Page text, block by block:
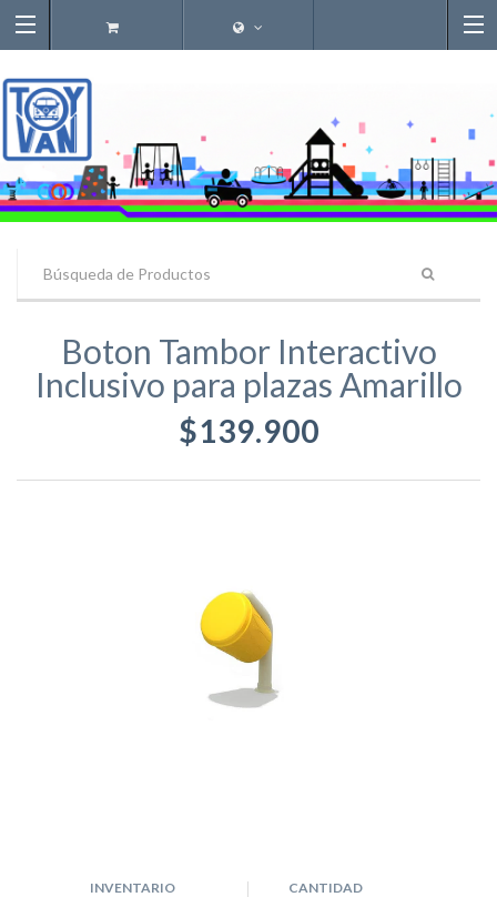
Boton Tambor Interactivo
Inclusivo para plazas Amarillo
$139.900
INVENTARIO CANTIDAD